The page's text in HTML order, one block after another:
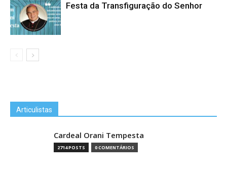
Festa da Transfiguração do Senhor
Articulistas
Cardeal Orani Tempesta
2714 POSTS 0 COMENTÁRIOS